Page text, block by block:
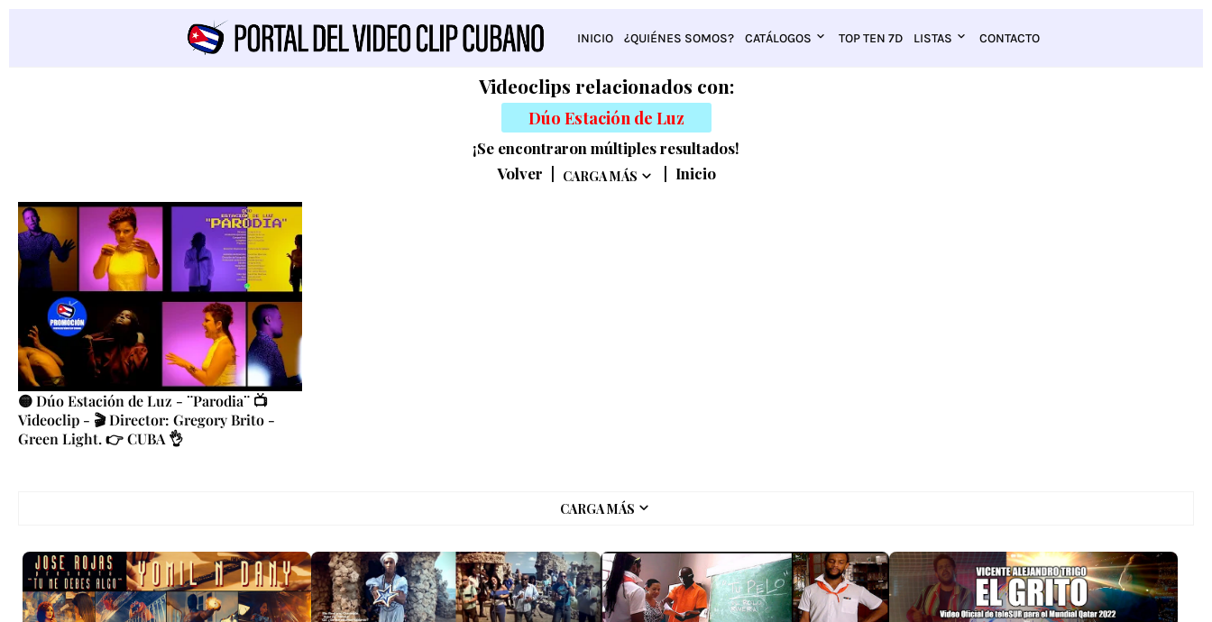
INICIO ¿QUIÉNES SOMOS? CATÁLOGOS TOP TEN 7D LISTAS CONTACTO
Videoclips relacionados con:
Dúo Estación de Luz
¡Se encontraron múltiples resultados!
Volver
CARGA MÁS Inicio
🟡 Dúo Estación de Luz - ¨Parodia¨ 📺
Videoclip - 🎬 Director: Gregory Brito -
Green Light. 👉 CUBA 👌
CARGA MÁS